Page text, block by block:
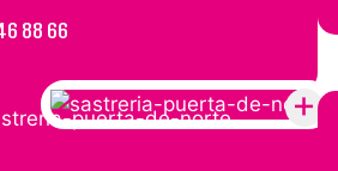
88 66